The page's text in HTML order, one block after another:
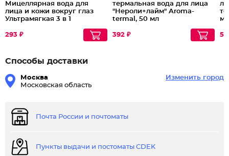
Мицеллярная вода для
лица и кожи вокруг глаз
Ультрамягкая 3 в 1
293 ₽
термальная вода для лица
"Нероли+лайм" Aroma-
termal, 50 мл
392 ₽
Способы доставки
Москва
Московская область
Изменить город
Почта России и почтоматы
Пункты выдачи и постоматы CDEK